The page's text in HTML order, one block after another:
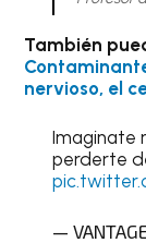
También
nervioso, el
Imaginate
perderte
—